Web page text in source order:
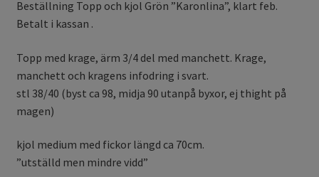
Beställning Topp och kjol Grön ”Karonlina”, klart feb.
Betalt i kassan .
Topp med krage, ärm 3/4 del med manchett. Krage,
manchett och kragens infodring i svart.
stl 38/40 (byst ca 98, midja 90 utanpå byxor, ej thight på
magen)
kjol medium med fickor längd ca 70cm.
”utställd men mindre vidd”